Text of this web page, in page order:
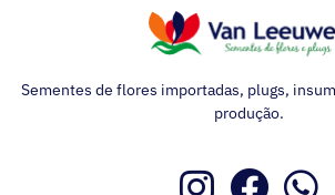
Sementes de flores importadas, plugs,
produção.